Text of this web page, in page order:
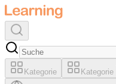
Kategorie Kategorie